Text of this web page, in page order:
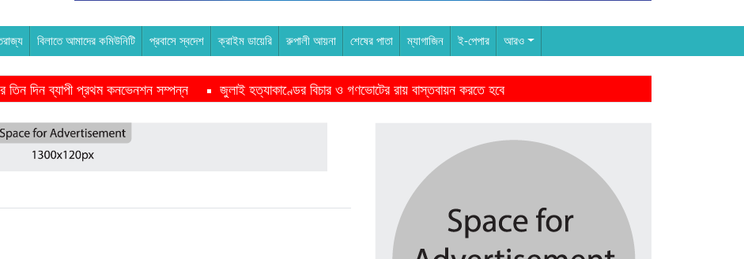
বিলাতে আমাদের কমিউনিটি প্রবাসে স্বদেশ ক্রাইম ডায়েরি রুপালী আয়না শেষের পাতা ম্যাগাজিন ই-পেপার আরও
তিন দিন ব্যাপী প্রথম কনভেনশন সম্পন্ন
জুলাই হত্যাকাণ্ডের বিচার ও গণভোটের রায় বাস্তবায়ন করতে হবে
হাইকমিশনারের সঙ্গে বৈঠক অপ্রত্যাশিত- শফিকুর রহমান
অনেক পরিবার এখনো তাঁদের স্বজন হারানোর বেদনা বয়ে বেড়াচ্ছে
রাজনৈতিক লড়াইয়ে জিততে হলে সাংস্কৃতিক লড়াইয়ে জিততে হবে